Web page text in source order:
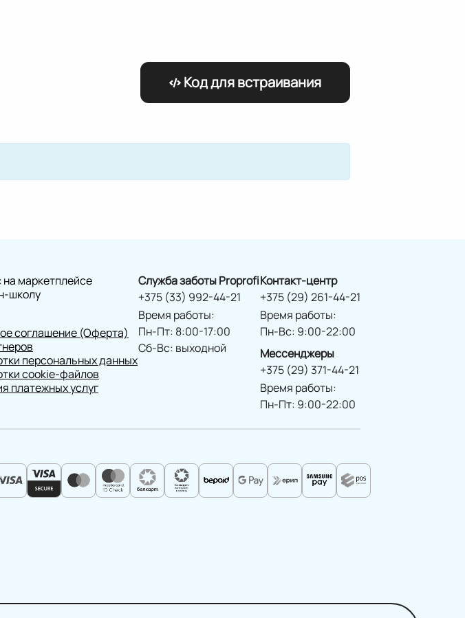
Код для встраивания
на маркетплейсе
школу
соглашение (Оферта)
персональных данных
cookie-файлов
платежных услуг
Служба заботы Proprofi
+375 (33) 992-44-21
Время работы:
Пн-Пт: 8:00-17:00
Сб-Вс: выходной
Контакт-центр
+375 (29) 261-44-21
Время работы:
Пн-Вс: 9:00-22:00
Мессенджеры
+375 (29) 371-44-21
Время работы:
Пн-Пт: 9:00-22:00